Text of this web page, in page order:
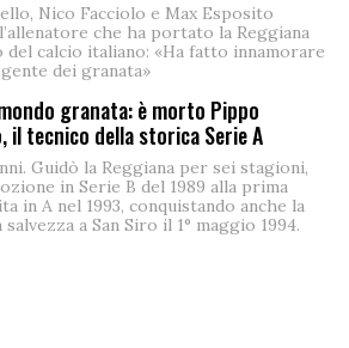
Nico Facciolo e Max Esposito
che ha portato la Reggiana
del calcio italiano: «Ha fatto innamorare
dei granata»
granata: è morto Pippo
il tecnico della storica Serie A
Guidò la Reggiana per sei stagioni,
in Serie B del 1989 alla prima
in A nel 1993, conquistando anche la
a San Siro il 1° maggio 1994.